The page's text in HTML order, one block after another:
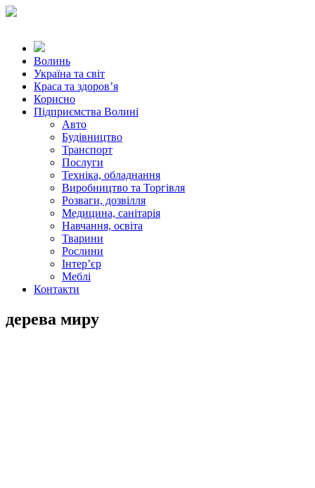
Волинь
Україна та світ
Краса та здоров’я
Корисно
Підприємства Волині
Авто
Будівництво
Транспорт
Послуги
Техніка, обладнання
Виробництво та Торгівля
Розваги, дозвілля
Медицина, санітарія
Навчання, освіта
Тварини
Рослини
Інтер’єр
Меблі
Контакти
дерева миру